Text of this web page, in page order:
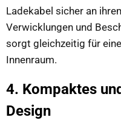
Ladekabel sicher an
Verwicklungen und
sorgt gleichzeitig für
Innenraum.
4. Kompaktes
Design